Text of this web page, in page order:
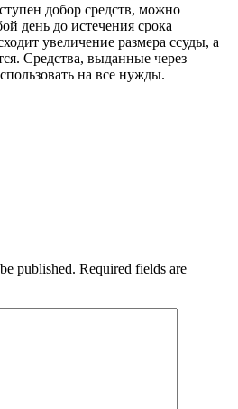
добор средств, можно
день до истечения срока
увеличение размера ссуды, а
Средства, выданные через
на все нужды.
published. Required fields are